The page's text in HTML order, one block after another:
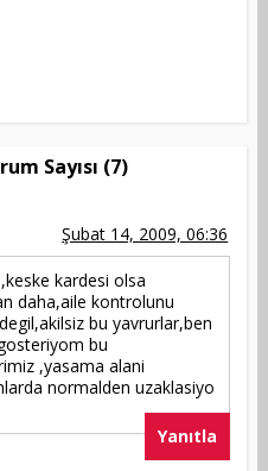
Sayısı (7)
Şubat 14, 2009, 06:36
kardesi olsa
daha,aile kontrolunu
bu yavrurlar,ben
bu
,yasama alani
normalden uzaklasiyo
Yanıtla